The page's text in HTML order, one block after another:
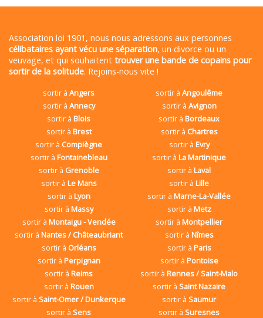
Association loi 1901, nous nous adressons aux personnes
célibataires ayant vécu une séparation, un divorce ou un
veuvage, et qui souhaitent trouver une bande de copains pour
sortir de la solitude. Rejoins-nous vite !
sortir àAngers sortir àAngoulême
sortir à Annecy sortir à Avignon
sortir àBlois sortir àBordeaux
sortir à Brest sortir à Chartres
sortir à Compiègne sortir à Evry
sortir à Fontainebleau sortir àLa Martinique
sortir à Grenoble sortir àLaval
sortir à Le Mans sortir àLille
sortir à Lyon sortir àMarne-La-Vallée
sortir à Massy sortir à Metz
sortir à Montaigu - Vendée sortir àMontpellier
sortir àNantes / Châteaubriant sortir à Nîmes
sortir à Orléans sortir à Paris
sortir à Perpignan sortir à Pontoise
sortir àReims sortir àRennes / Saint-Malo
sortir à Rouen sortir àSaint Nazaire
sortir à Saint-Omer / Dunkerque sortir àSaumur
sortir àSens sortir àSuresnes